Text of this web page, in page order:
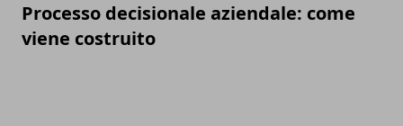
Processo decisionale aziendale: come
viene costruito